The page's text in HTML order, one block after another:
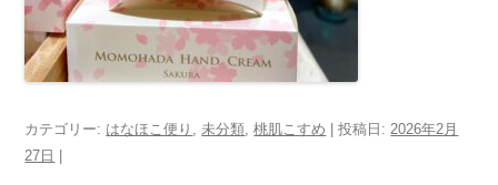
カテゴリー: はなほこ便り ,未分類,桃肌こすめ | 投稿日:2026年2月
27日